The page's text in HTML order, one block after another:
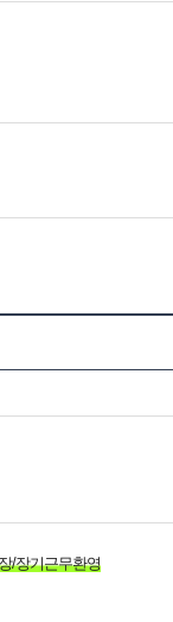
/장기근무환영